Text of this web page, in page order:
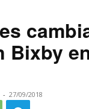
Bixby
- 27/09/2018